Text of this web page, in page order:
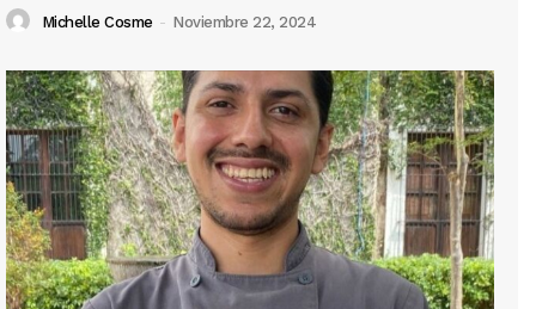
Michelle Cosme - Noviembre 22, 2024